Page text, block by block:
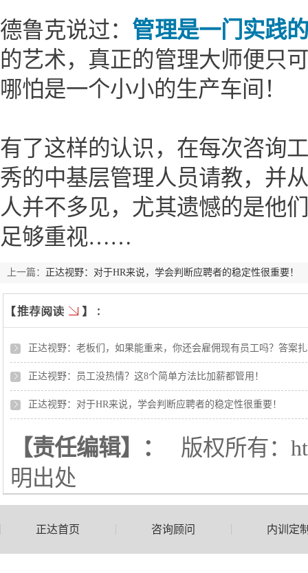
德鲁克说过： 管理是一门实践
的艺术，真正的管理大师便
哪怕是一个小小的生产车间！
有了这样的认识，在每次咨询
秀的中基层管理人员请教，并
人并不多见，尤其遗憾的是他
足够重视……
上一篇： 正达视野：对于HR来说，学会判断应聘者的稳定性很重要！
正达视野：老板们，如果能重来，你还会雇佣现有员工吗？答案
正达视野：员工没热情？这8个简单方法比加薪都管用！
正达视野：对于HR来说，学会判断应聘者的稳定性很重要！
【责任编辑】： 版权所有：
明出处
正达首页 咨询顾问 内训定